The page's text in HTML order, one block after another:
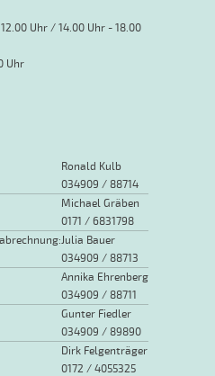
Uhr / 14.00 Uhr - 18.00
Uhr
Ronald Kulb
034909 / 88714
Michael Gräben
0171 / 6831798
Julia Bauer
034909 / 88713
Annika Ehrenberg
034909 / 88711
Gunter Fiedler
034909 / 89890
Dirk Felgenträger
0172 / 4055325